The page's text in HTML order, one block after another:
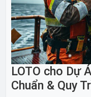
LOTO cho Dự
Chuẩn & Quy